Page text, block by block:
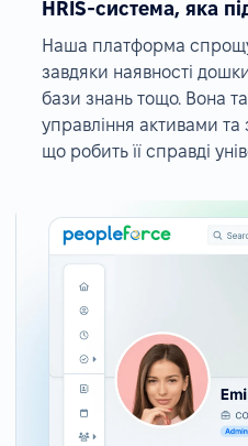
HRIS-система, яка
Наша платформа
завдяки наявності
бази знань тощо. Вона
управління активами та
що робить її справді